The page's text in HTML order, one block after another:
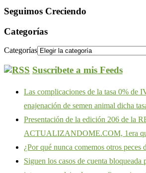
Seguimos Creciendo
Categorías
Categorías
Suscribete a mis Feeds
Las complicaciones de la tasa 0% de
enajenación de semen animal dicha
Presentación de la edición 206 de la
ACTUALIZANDOME.COM, 1era
¿Por qué nunca comemos otros peces
Siguen los casos de cuenta bloqueada